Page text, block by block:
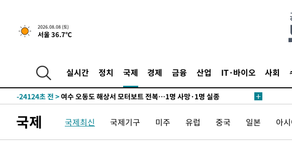
2026.08.08 (토)
서울 36.7℃
실시간 정치 국제 경제 금융 산업 IT·바이오 사회
39분 전 >[속보]뉴욕증시 상승 마감…S&P 0.6% 나스닥 1.3%↑
-27214초 전 >
선재도서 해루질 나섰다 실종 60대, 닷새 만에 숨진 채 발견
-24748초 전 >
-24124초 전 >여수 오동도 해상서 모터보트 전복…1명 사망·1명 실종
주 날씨]
-17369초 전 >
축구협회 "압수수색·성접대 논란 사과…쇄신의 기회로 삼겠다"
-15886초 전 >[속보]'압수수색·성접대 논란' 축구협회 "실망과 걱정 안겨드려 죄
국제 국제최신 국제기구 미주 유럽 중국 일본 아